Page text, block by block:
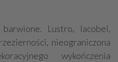
barwione. Lustro, lacobel,
nieograniczona
wykończenia